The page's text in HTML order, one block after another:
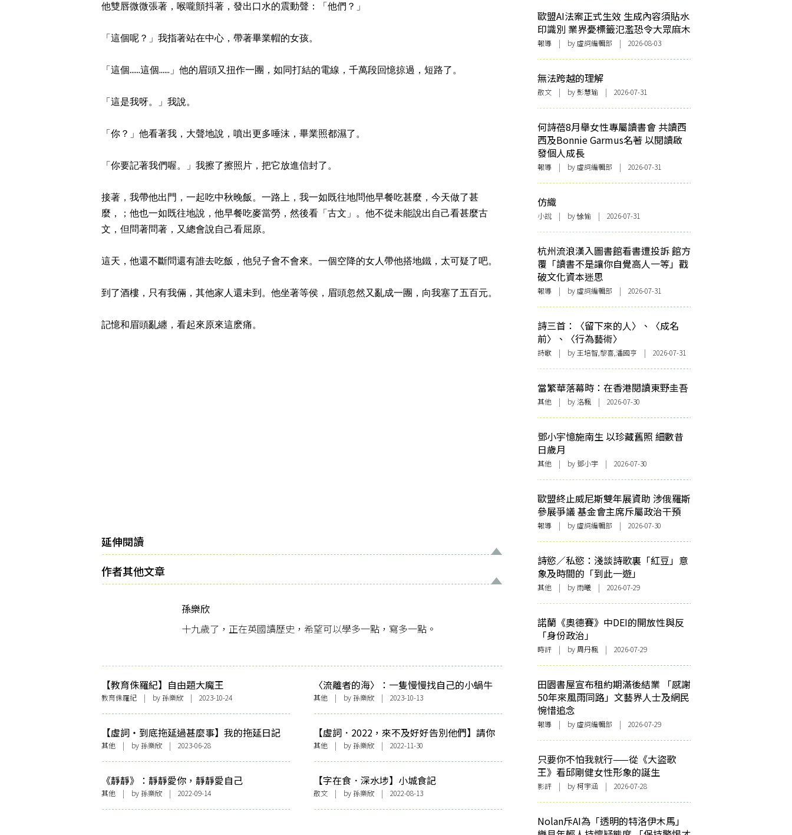
他雙唇微微張著，喉嚨顫抖著，發出口水的震動聲：「他們？」
「這個呢？」我指著站在中心，帶著畢業帽的女孩。
「這個......這個......」他的眉頭又扭作一團，如同打結的電線，千萬段回憶掠過，短路了。
「這是我呀。」我說。
「你？」他看著我，大聲地說，噴出更多唾沫，畢業照都濕了。
「你要記著我們喔。」我擦了擦照片，把它放進信封了。
接著，我帶他出門，一起吃中秋晚飯。一路上，我一如既往地問他早餐吃甚麼，今天做了甚
麼，；他也一如既往地說，他早餐吃麥當勞，然後看「古文」。他不從未能說出自己看甚麼古
文，但問著問著，又總會說自己看屈原。
這天，他還不斷問還有誰去吃飯，他兒子會不會來。一個空降的女人帶他搭地鐵，太可疑了吧。
到了酒樓，只有我倆，其他家人還未到。他坐著等侯，眉頭忽然又亂成一團，向我塞了五百元。
記憶和眉頭亂纏，看起來原來這麽痛。
延伸閱讀
作者其他文章
孫樂欣
十九歲了，正在英國讀歷史，希望可以學多一點，寫多一點。
【教育侏羅紀】自由題大魔王
教育侏羅紀 | by 孫樂欣 | 2023-10-24
〈流離者的海〉：一隻慢慢找自己的小蝸牛
其他 | by 孫樂欣 | 2023-10-13
【虛詞・到底拖延過甚麼事】我的拖延日記
其他 | by 孫樂欣 | 2023-06-28
【虛詞．2022，來不及好好告別他們】請你
不要嫌我煩
其他 | by 孫樂欣 | 2022-11-30
《靜靜》：靜靜愛你，靜靜愛自己
其他 | by 孫樂欣 | 2022-09-14
【字在食．深水埗】小城食記
散文 | by 孫樂欣 | 2022-08-13
歐盟AI法案正式生效 生成內容須貼水
印識別 業界憂標籤氾濫恐令大眾麻木
報導 | by 虛詞編輯部 | 2026-08-03
無法跨越的理解
散文 | by 彭慧瑜 | 2026-07-31
何詩蓓8月舉女性專屬讀書會 共讀西
西及Bonnie Garmus名著 以閱讀啟
發個人成長
報導 | by 虛詞編輯部 | 2026-07-31
仿織
小說 | by 悇愉 | 2026-07-31
杭州流浪漢入圖書館看書遭投訴 館方
覆「讀書不是讓你自覺高人一等」戳
破文化資本迷思
報導 | by 虛詞編輯部 | 2026-07-31
詩三首：〈留下來的人〉、〈成名
前〉、〈行為藝術〉
詩歌 | by 王培智,黎喜,潘國亨 | 2026-07-31
當繁華落幕時：在香港閱讀東野圭吾
其他 | by洛楓 | 2026-07-30
鄧小宇憶施南生 以珍藏舊照 細數昔
日歲月
其他 | by 鄧小宇 | 2026-07-30
歐盟終止威尼斯雙年展資助 涉俄羅斯
參展爭議 基金會主席斥屬政治干預
報導 | by 虛詞編輯部 | 2026-07-30
詩慾／私慾：淺談詩歌裏「紅豆」意
象及時間的「到此一遊」
其他 | by 雨曦 | 2026-07-29
諾蘭《奧德賽》中DEI的開放性與反
「身份政治」
時評 | by 周丹楓 | 2026-07-29
田園書屋宣布租約期滿後結業 「感謝
50年來風雨同路」文藝界人士及網民
惋惜追念
報導 | by 虛詞編輯部 | 2026-07-29
只要你不怕我就行——從《大盜歌
王》看邱剛健女性形象的誕生
影評 | by 柯宇涵 | 2026-07-28
Nolan斥AI為「透明的特洛伊木馬」